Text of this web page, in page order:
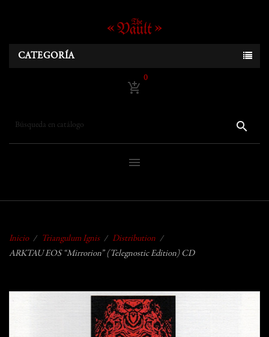
CATEGORÍA
add_shopping_cart
0
search
menu
Inicio Triangulum Ignis
Distribution
ARKTAU EOS “Mirrorion” (Telegnostic Edition) CD